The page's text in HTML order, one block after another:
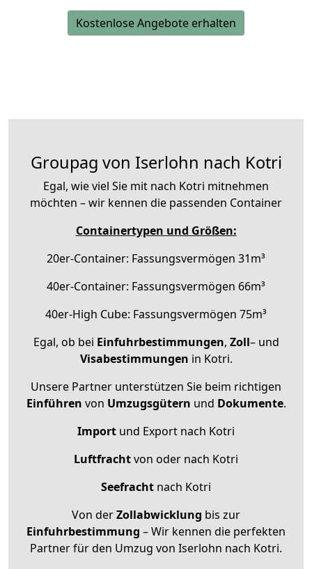
Kostenlose Angebote erhalten
Groupag von Iserlohn nach Kotri
Egal, wie viel Sie mit nach Kotri mitnehmen
möchten – wir kennen die passenden Container
Containertypen und Größen:
20er-Container: Fassungsvermögen 31m³
40er-Container: Fassungsvermögen 66m³
40er-High Cube: Fassungsvermögen 75m³
Egal, ob bei Einfuhrbestimmungen, Zoll– und
Visabestimmungen in Kotri.
Unsere Partner unterstützen Sie beim richtigen
Einführen von Umzugsgütern und Dokumente.
Import und Export nach Kotri
Luftfrachtvon oder nach Kotri
Seefracht nach Kotri
Von derZollabwicklung bis zur
Einfuhrbestimmung – Wir kennen die perfekten
Partner für den Umzug von Iserlohn nach Kotri.